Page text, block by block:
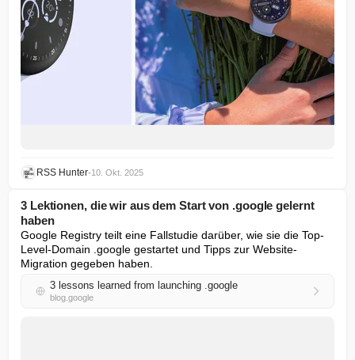
RSS Hunter•10. Okt. 2025
3 Lektionen, die wir aus dem Start von .google gelernt
haben
Google Registry teilt eine Fallstudie darüber, wie sie die Top-
Level-Domain .google gestartet und Tipps zur Website-
Migration gegeben haben.
3 lessons learned from launching .google
blog.google